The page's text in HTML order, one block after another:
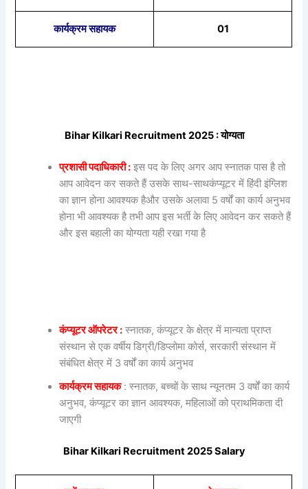
कार्यक्रम सहायक 01
Bihar Kilkari Recruitment 2025 : योग्यता
प्रशासी पदाधिकारी : इस पद के लिए अगर आप स्नातक पास है तो
आप आवेदन कर सकते हैं उसके साथ-साथकंप्यूटर में हिंदी इंग्लिश
का ज्ञान होना आवश्यक हैऔर उसके अलावा 5 वर्षों का कार्य अनुभव
होना भी आवश्यक है तभी आप इस भर्ती के लिए आवेदन कर सकते हैं
और इस बहाली का योग्यता यही रखा गया है
कंप्यूटर ऑपरेटर : स्नातक, कंप्यूटर के क्षेत्र में मान्यता प्राप्त
संस्थान से एक वर्षीय डिग्री/डिप्लोमा कोर्स, सरकारी संस्थान में
संबंधित क्षेत्र में 3 वर्षों का कार्य अनुभव
कार्यक्रम सहायक : स्नातक, बच्चों के साथ न्यूनतम 3 वर्षों का कार्य
अनुभव, कंप्यूटर का ज्ञान आवश्यक, महिलाओं को प्राथमिकता दी
जाएगी
Bihar Kilkari Recruitment 2025 Salary